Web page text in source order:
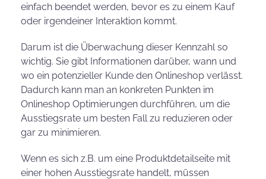
einfach beendet werden, bevor es zu einem Kauf
oder irgendeiner Interaktion kommt.
Darum ist die Überwachung dieser Kennzahl so
wichtig. Sie gibt Informationen darüber, wann und
wo ein potenzieller Kunde den Onlineshop verlässt.
Dadurch kann man an konkreten Punkten im
Onlineshop Optimierungen durchführen, um die
Ausstiegsrate um besten Fall zu reduzieren oder
gar zu minimieren.
Wenn es sich z.B. um eine Produktdetailseite mit
einer hohen Ausstiegsrate handelt, müssen